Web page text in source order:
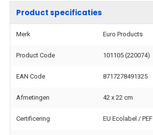
Product specificaties
Merk Euro Products
Product Code 101105 (220074)
EAN Code 8717278491325
Afmetingen 42 x 22 cm
Certificering EU Ecolabel /